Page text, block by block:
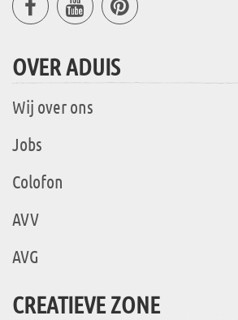
OVER ADUIS
Wij over ons
Jobs
Colofon
AVV
AVG
CREATIEVE ZONE